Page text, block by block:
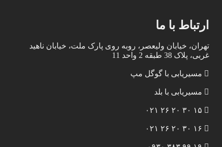
ارتباط با ما
تهران، خیابان ولیعصر، روبه روی پارک ملت، خیابان ناهید
غربی، پلاک 38 طبقه 2 واحد 11
مسیریابی با گوگل مپ
مسیریابی با بلد